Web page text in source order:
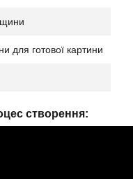
для готової картини
створення: